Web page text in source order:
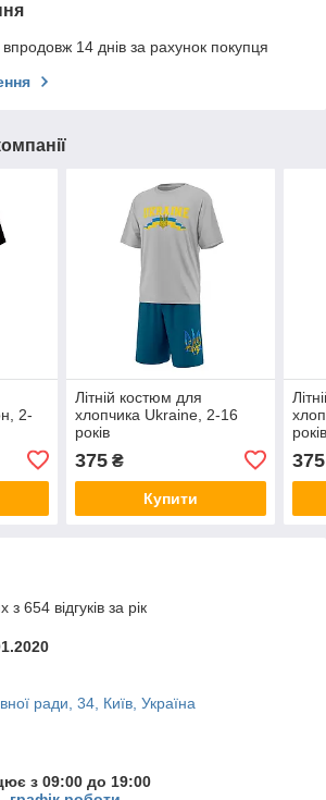
14 днів за рахунок покупця
2-
Літній костюм для
хлопчика Ukraine, 2-16
років
375₴
Купити
375
654 відгуків за рік
ради, 34, Київ, Україна
з 09:00 до 19:00